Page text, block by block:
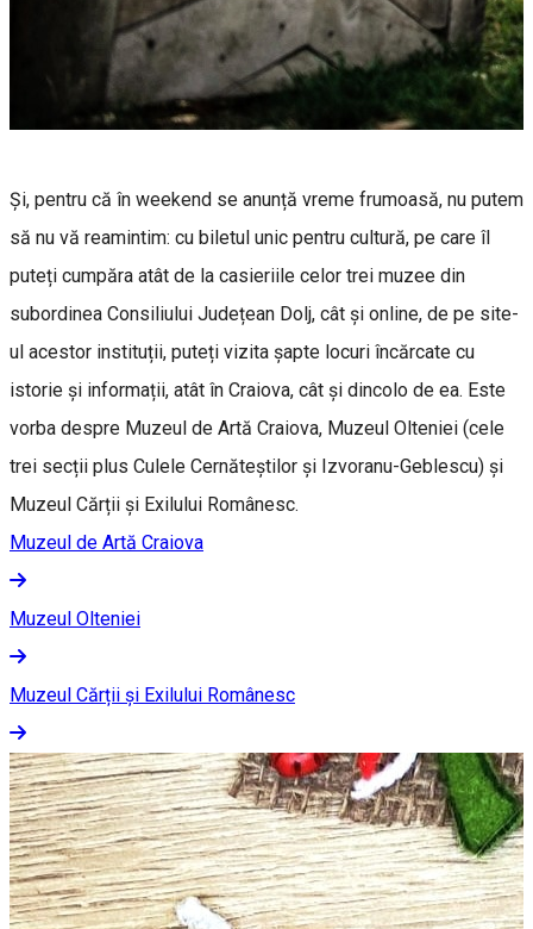
Și, pentru că în weekend se anunță vreme frumoasă, nu putem
să nu vă reamintim: cu biletul unic pentru cultură, pe care îl
puteți cumpăra atât de la casieriile celor trei muzee din
subordinea Consiliului Județean Dolj, cât și online, de pe site-
ul acestor instituții, puteți vizita șapte locuri încărcate cu
istorie și informații, atât în Craiova, cât și dincolo de ea. Este
vorba despre Muzeul de Artă Craiova, Muzeul Olteniei (cele
trei secții plus Culele Cernăteștilor și Izvoranu-Geblescu) și
Muzeul Cărții și Exilului Românesc.
Muzeul de Artă Craiova
Muzeul Olteniei
Muzeul Cărții și Exilului Românesc